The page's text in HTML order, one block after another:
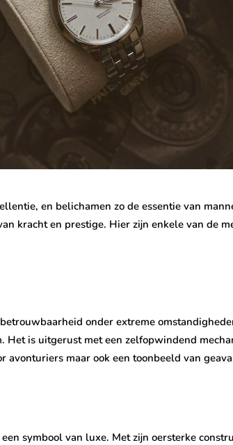
en belichamen zo de essentie van
kracht en prestige. Hier zijn enkele van de
onder extreme
is uitgerust met een zelfopwindend
avonturiers maar ook een toonbeeld van
symbool van luxe. Met zijn oersterke